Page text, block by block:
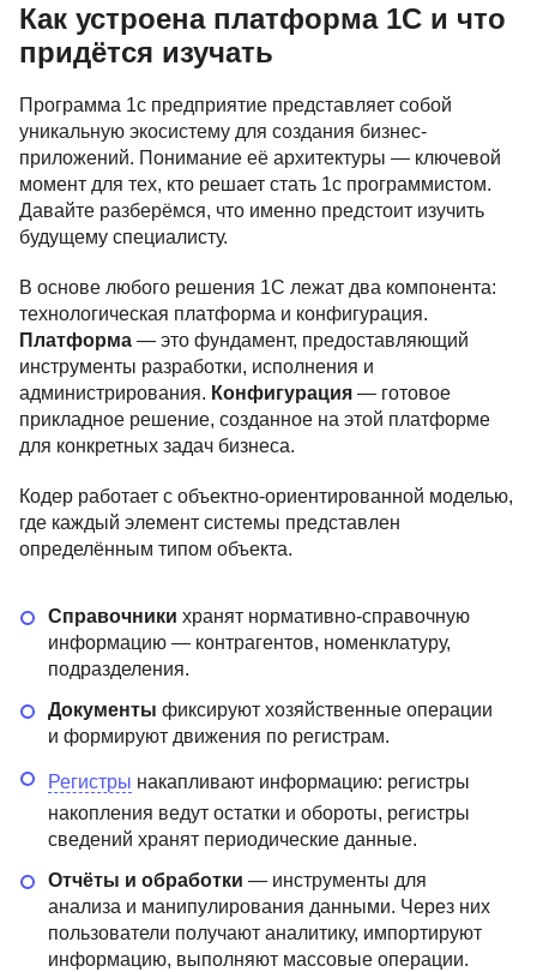
Как устроена платформа 1С и что
придётся изучать
Программа 1с предприятие представляет собой
уникальную экосистему для создания бизнес-
приложений. Понимание её архитектуры — ключевой
момент для тех, кто решает стать 1с программистом.
Давайте разберёмся, что именно предстоит изучить
будущему специалисту.
В основе любого решения 1С лежат два компонента:
технологическая платформа и конфигурация.
Платформа — это фундамент, предоставляющий
инструменты разработки, исполнения и
администрирования. Конфигурация — готовое
прикладное решение, созданное на этой платформе
для конкретных задач бизнеса.
Кодер работает с объектно-ориентированной моделью,
где каждый элемент системы представлен
определённым типом объекта.
Справочники хранят нормативно-справочную
информацию — контрагентов, номенклатуру,
подразделения.
Документы фиксируют хозяйственные операции
и формируют движения по регистрам.
Регистры накапливают информацию: регистры
накопления ведут остатки и обороты, регистры
сведений хранят периодические данные.
Отчёты и обработки — инструменты для
анализа и манипулирования данными. Через них
пользователи получают аналитику, импортируют
информацию, выполняют массовые операции.